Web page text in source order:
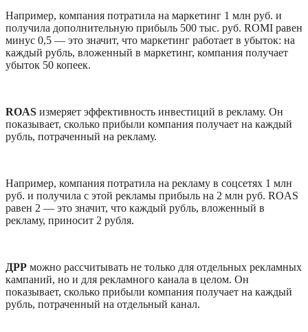
Например, компания потратила на маркетинг 1 млн руб. и
получила дополнительную прибыль 500 тыс. руб. ROMI равен
минус 0,5 — это значит, что маркетинг работает в убыток: на
каждый рубль, вложенный в маркетинг, компания получает
убыток 50 копеек.
ROAS измеряет эффективность инвестиций в рекламу. Он
показывает, сколько прибыли компания получает на каждый
рубль, потраченный на рекламу.
Например, компания потратила на рекламу в соцсетях 1 млн
руб. и получила с этой рекламы прибыль на 2 млн руб. ROAS
равен 2 — это значит, что каждый рубль, вложенный в
рекламу, приносит 2 рубля.
ДРР можно рассчитывать не только для отдельных рекламных
кампаний, но и для рекламного канала в целом. Он
показывает, сколько прибыли компания получает на каждый
рубль, потраченный на отдельный канал.